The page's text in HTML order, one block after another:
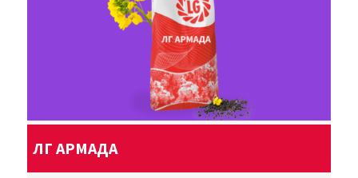
ЛГ АРМАДА